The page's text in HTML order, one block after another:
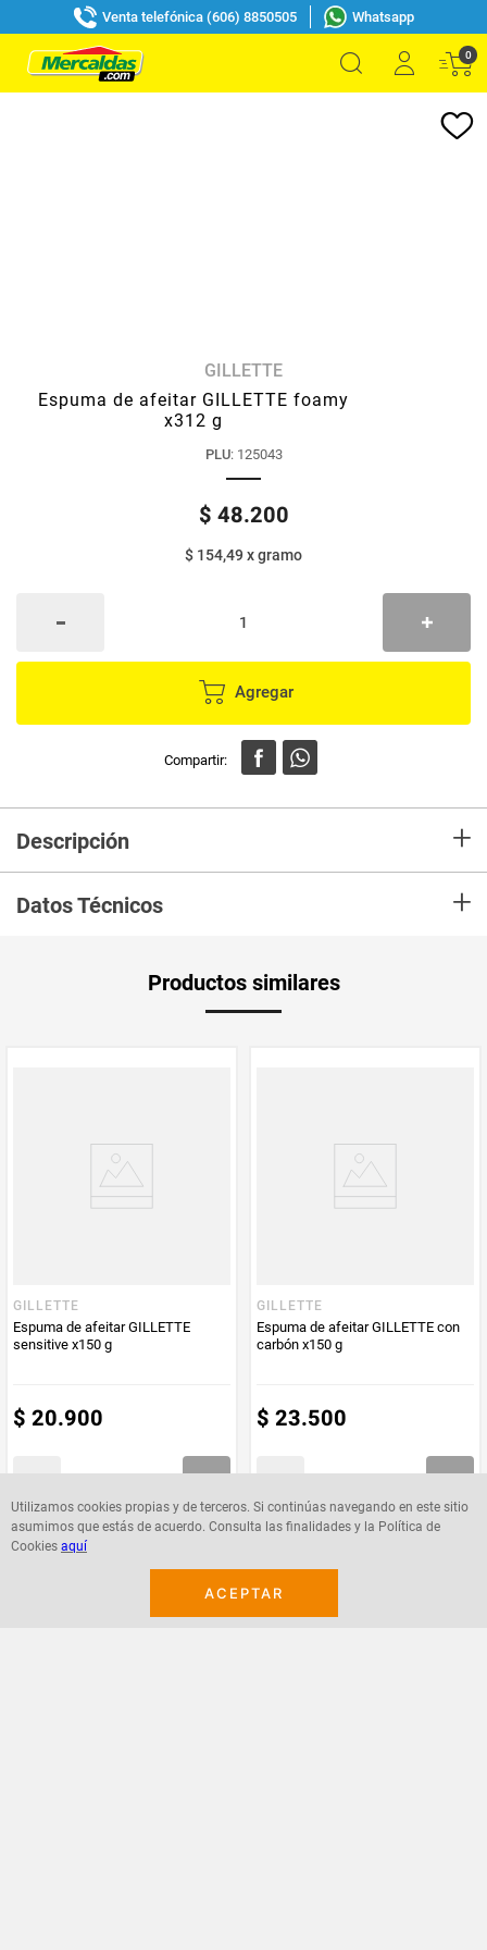
Venta telefónica (606) 8850505 Whatsapp
0
Utilizamos cookies propias y de terceros. Si continúas navegando en este sitio
asumimos que estás de acuerdo. Consulta las finalidades y la Política de
Cookies aquí
ACEPTAR
GILLETTE
Espuma de afeitar GILLETTE foamy
x312 g
PLU: 125043
$ 48.200
$ 154,49 xgramo
Agregar
Descripción +
rasurada al ras y confortable. Se esparce alrededor de la cara,
humectando y debilitando el vello antes de la rasurada. Luego de
Datos Técnicos +
Productos similares
GILLETTE
Espuma de afeitar GILLETTE
sensitive x150 g
$ 20.900
GILLETTE
Espuma de afeitar GILLETTE con
carbón x150 g
$ 23.500